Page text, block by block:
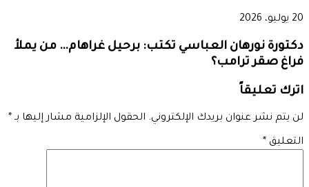
20 يوليو، 2026
دكتورة نورهان العباسي تكتب: برحيل غراهام… من يملأ
فراغ صقر ترامب؟
اترك تعليقاً
لن يتم نشر عنوان بريدك الإلكتروني. الحقول الإلزامية مشار إليها بـ *
التعليق *